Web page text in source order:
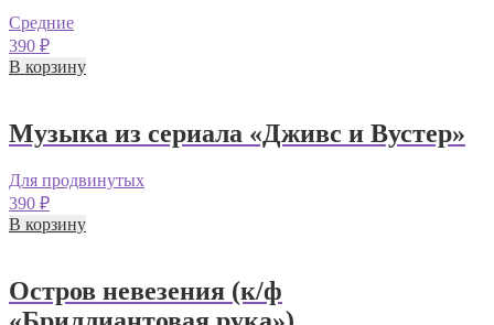
Средние
390 ₽
В корзину
Музыка из сериала «Дживс и Вустер»
Для продвинутых
390 ₽
В корзину
Остров невезения (к/ф